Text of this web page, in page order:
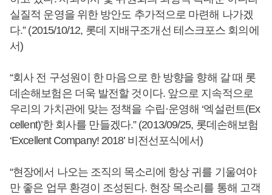
실질적 운영을 위한 방안도 추가적으로 마련해 나가겠
다.” (2015/10/12, 롯데 지배구조개선 테스크포스 회의에
서)
“회사 전 구성원이 한 마음으로 한 방향을 향해 갈 때 롯
데손해보험은 더욱 발전할 것이다. 앞으로 지속적으로
우리의 가치관에 맞는 정책을 수립·운영해 ‘엑설런트(Ex
cellent)’한 회사를 만들겠다.” (2013/09/25, 롯데손해보험
‘Excellent Company! 2018’ 비전선포식에서)
“현장에서 나오는 조직의 목소리에 항상 귀를 기울여야
만 좋은 업무 환경이 조성된다. 현장 목소리를 통해 고객